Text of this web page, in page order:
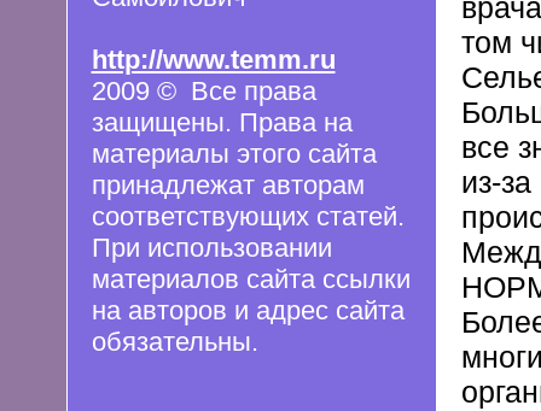
http://www.temm.ru
2009 © Все права
защищены. Права на
материалы этого сайта
принадлежат авторам
соответствующих статей.
При использовании
материалов сайта ссылки
на авторов и адрес сайта
обязательны.
том
все
из-